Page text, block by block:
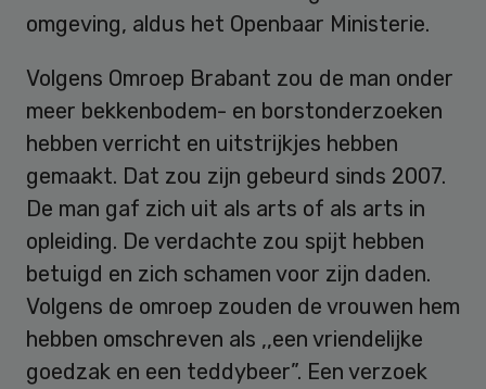
omgeving, aldus het Openbaar Ministerie.
Volgens Omroep Brabant zou de man onder
meer bekkenbodem- en borstonderzoeken
hebben verricht en uitstrijkjes hebben
gemaakt. Dat zou zijn gebeurd sinds 2007.
De man gaf zich uit als arts of als arts in
opleiding. De verdachte zou spijt hebben
betuigd en zich schamen voor zijn daden.
Volgens de omroep zouden de vrouwen hem
hebben omschreven als ,,een vriendelijke
goedzak en een teddybeer”. Een verzoek